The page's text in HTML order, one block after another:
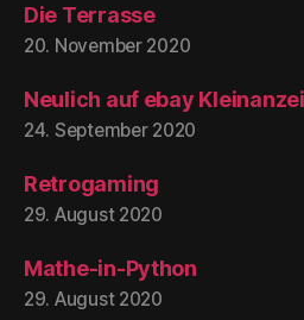
Die Terrasse
20. November 2020
Neulich auf ebay
24. September 2020
Retrogaming
29. August 2020
Mathe-in-Python
29. August 2020